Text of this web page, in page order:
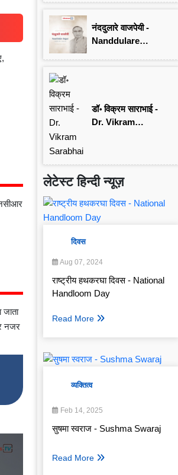
नजर
नंददुलारे वाजपेयी -
Nanddulare
डॉ॰ विक्रम साराभाई -
Dr. Vikram
लेटेस्ट हिन्दी न्यूज़
दिवस
Aug 07, 2024
राष्ट्रीय हथकरघा दिवस - National
Handloom Day
Read More
व्यक्तित्व
Feb 14, 2025
सुषमा स्वराज - Sushma Swaraj
Read More